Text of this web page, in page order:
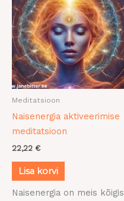
Meditatsioon
Naisenergia aktiveerimise
meditatsioon
22,22 €
Lisa korvi
Naisenergia on meis kõigis